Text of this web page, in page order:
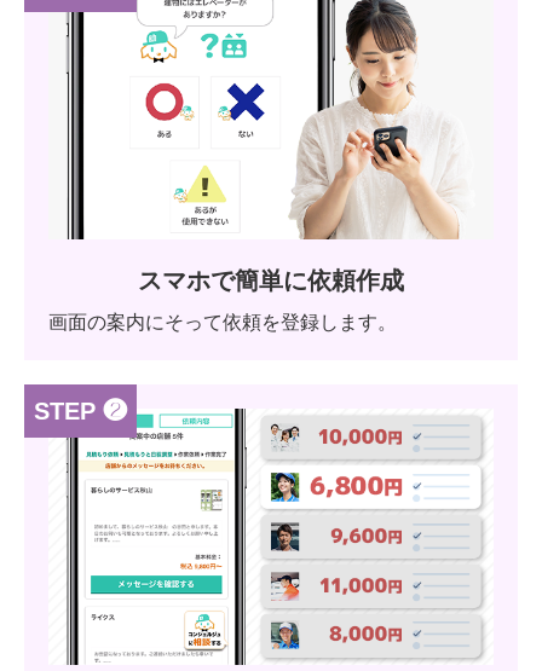
スマホで簡単に依頼作成
画面の案内にそって依頼を登録します。
STEP ❷